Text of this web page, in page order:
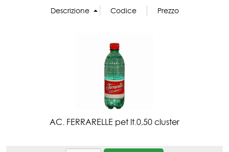
AC. FERRARELLE pet lt.0,50 cluster